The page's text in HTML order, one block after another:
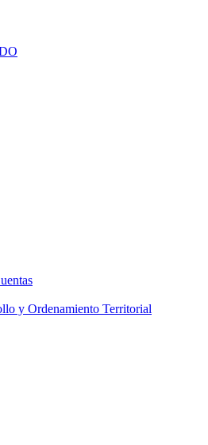
y Ordenamiento Territorial